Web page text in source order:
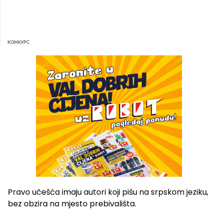
Pravo učešća imaju autori koji pišu na srpskom jeziku,
bez obzira na mjesto prebivališta.